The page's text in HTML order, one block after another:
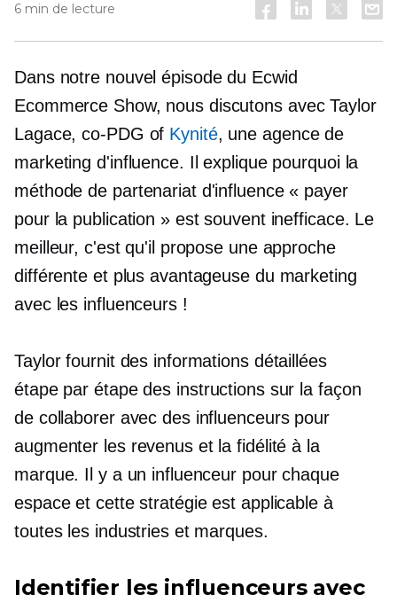
6 min de lecture
Dans notre nouvel épisode du Ecwid
Ecommerce Show, nous discutons avec Taylor
Lagace,co-PDG of Kynité, une agence de
marketing d'influence. Il explique pourquoi la
méthode de partenariat d'influence « payer
pour la publication » est souvent inefficace. Le
meilleur, c'est qu'il propose une approche
différente et plus avantageuse du marketing
avec les influenceurs !
Taylor fournit des informations détaillées
étape par étapedes instructions sur la façon
de collaborer avec des influenceurs pour
augmenter les revenus et la fidélité à la
marque. Il y a un influenceur pour chaque
espace et cette stratégie est applicable à
toutes les industries et marques.
Identifier les influenceurs avec